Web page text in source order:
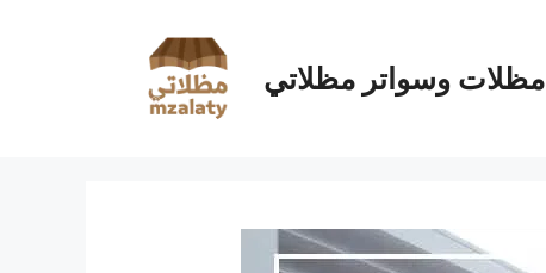
مظلات وسواتر مظلاتي